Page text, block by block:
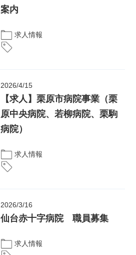
案内
求人情報
2026/4/15
【求人】栗原市病院事業（栗
原中央病院、若柳病院、栗駒
病院）
求人情報
2026/3/16
仙台赤十字病院 職員募集
求人情報